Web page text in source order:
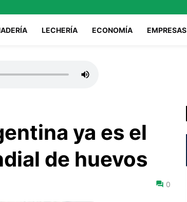
LECHERÍA ECONOMÍA EMPRESAS
ya es el
de huevos
0